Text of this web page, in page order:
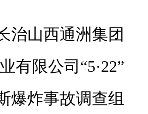
治山西通洲集团
有限公司“5·22”
爆炸事故调查组